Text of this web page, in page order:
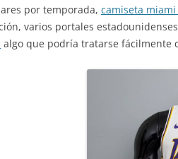
por temporada, camiseta
varios portales
algo que podría tratarse fácilmente